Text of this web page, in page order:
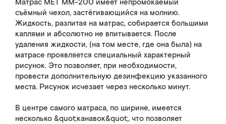
Матрас МЕТ ММ-200 имеет непромокаемый
съёмный чехол, застёгивающийся на молнию.
Жидкость, разлитая на матрас, собирается большими
каплями и абсолютно не впитывается. После
удаления жидкости, (на том месте, где она была) на
матрасе проявляется специальный характерный
рисунок. Это позволяет, при необходимости,
провести дополнительную дезинфекцию указанного
места. Рисунок исчезает через несколько минут.
В центре самого матраса, по ширине, имеется
несколько &quot;канавок&quot;, что позволяет